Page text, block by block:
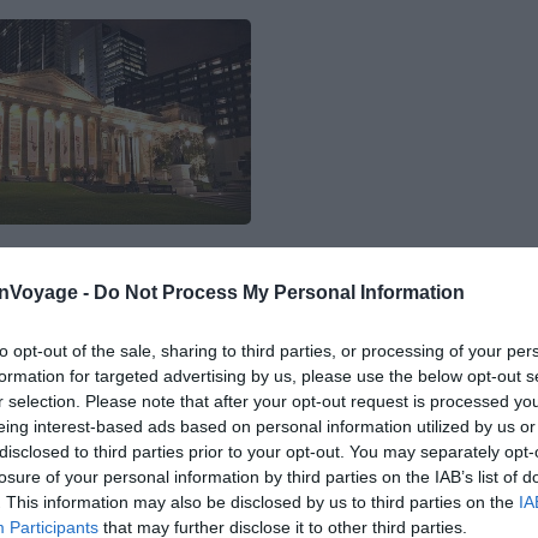
- Do Not Process My Personal Information
opt-out of the sale, sharing to third parties, or processing of your
for targeted advertising by us, please use the below opt-out
selection. Please note that after your opt-out request is processed
interest-based ads based on personal information utilized by us
to third parties prior to your opt-out. You may separately
of your personal information by third parties on the IAB’s list of
This information may also be disclosed by us to third parties on the
Participants that may further disclose it to other third parties.
est le Federation Square . C’est le lieu de
et un lieu culturel unique qui réunit attractions,
restaurants, cafés et bars. Plus de 2000
des festivals multiculturels, marchés,
etc… Sachez qu’il est possible faire le tour du CBD
qui encercle la ville.Notez que Melbourne est
pas une semaine dans l’année où il n’y a pas un